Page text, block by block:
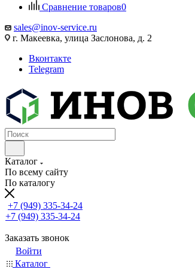
Сравнение товаров0
sales@inov-service.ru
г. Макеевка, улица Заслонова, д. 2
Вконтакте
Telegram
Каталог
По всему сайту
По каталогу
+7 (949) 335-34-24
+7 (949) 335-34-24
Заказать звонок
Войти
Каталог